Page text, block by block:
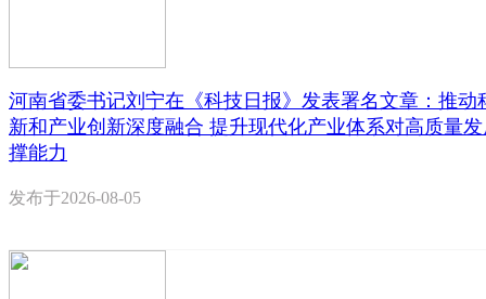
河南省委书记刘宁在《科技日报》发表署名文章：推动
新和产业创新深度融合 提升现代化产业体系对高质量
撑能力
发布于2026-08-05